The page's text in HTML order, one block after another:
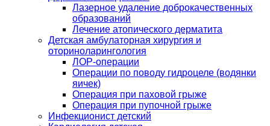
Лазерное удаление доброкачественных
образований
Лечение атопического дерматита
Детская амбулаторная хирургия и
оториноларингология
ЛОР-операции
Операции по поводу гидроцеле (водянки
яичек)
Операция при паховой грыже
Операция при пупочной грыже
Инфекционист детский